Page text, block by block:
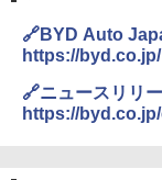
🔗BYD Auto
https://byd.co.jp/
🔗ニュースリリ
https://